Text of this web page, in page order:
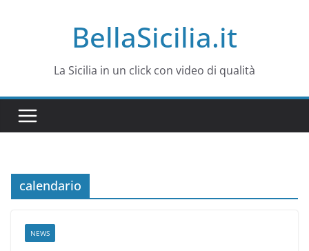
BellaSicilia.it
La Sicilia in un click con video di qualità
calendario
NEWS